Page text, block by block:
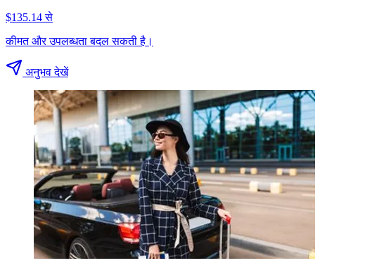
$135.14 से
कीमत और उपलब्धता बदल सकती है।
अनुभव देखें